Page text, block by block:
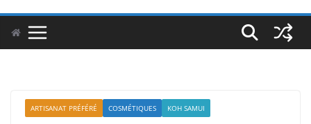
ARTISANAT PRÉFÉRÉ COSMÉTIQUES KOH SAMUI